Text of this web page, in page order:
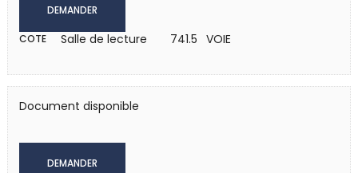
DEMANDER
COTE Salle de lecture 741.5 VOIE
Document disponible
DEMANDER